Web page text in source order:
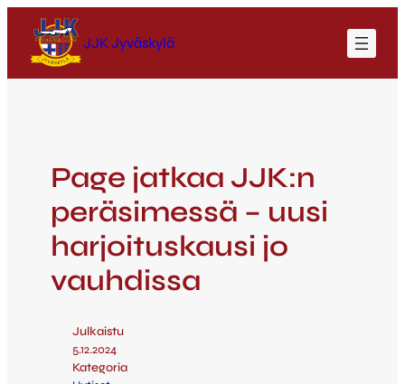
JJK Jyväskylä
Page jatkaa JJK:n
peräsimessä – uusi
harjoituskausi jo
vauhdissa
Julkaistu
5.12.2024
Kategoria